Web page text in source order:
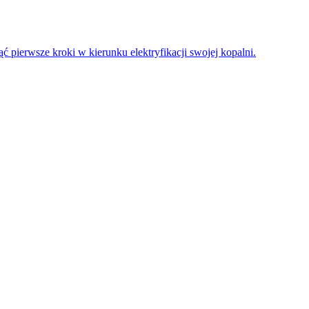
pierwsze kroki w kierunku elektryfikacji swojej kopalni.